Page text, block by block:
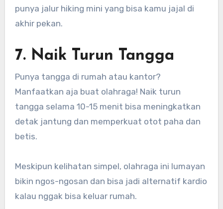
punya jalur hiking mini yang bisa kamu jajal di
akhir pekan.
7. Naik Turun Tangga
Punya tangga di rumah atau kantor?
Manfaatkan aja buat olahraga! Naik turun
tangga selama 10-15 menit bisa meningkatkan
detak jantung dan memperkuat otot paha dan
betis.
Meskipun kelihatan simpel, olahraga ini lumayan
bikin ngos-ngosan dan bisa jadi alternatif kardio
kalau nggak bisa keluar rumah.